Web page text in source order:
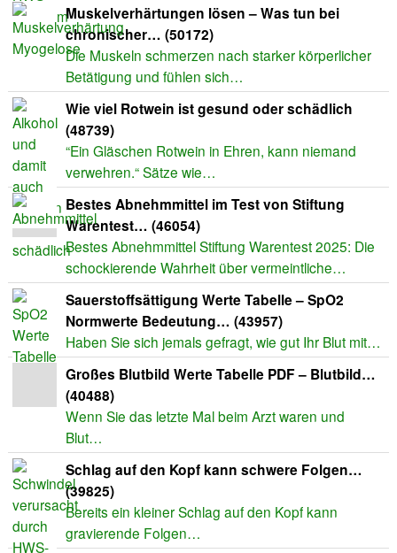
Muskelverhärtungen lösen – Was tun bei
chronischer… (50172)
Die Muskeln schmerzen nach starker körperlicher
Betätigung und fühlen sich…
Wie viel Rotwein ist gesund oder schädlich
(48739)
“Ein Gläschen Rotwein in Ehren, kann niemand
verwehren.“ Sätze wie…
Bestes Abnehmmittel im Test von Stiftung
Warentest… (46054)
Bestes Abnehmmittel Stiftung Warentest 2025: Die
schockierende Wahrheit über vermeintliche…
Sauerstoffsättigung Werte Tabelle – SpO2
Normwerte Bedeutung… (43957)
Haben Sie sich jemals gefragt, wie gut Ihr Blut mit…
Großes Blutbild Werte Tabelle PDF – Blutbild…
(40488)
Wenn Sie das letzte Mal beim Arzt waren und
Blut…
Schlag auf den Kopf kann schwere Folgen…
(39825)
Bereits ein kleiner Schlag auf den Kopf kann
gravierende Folgen…